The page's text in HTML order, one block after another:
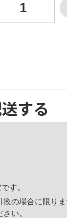
する
す。
の場合に限り
い。